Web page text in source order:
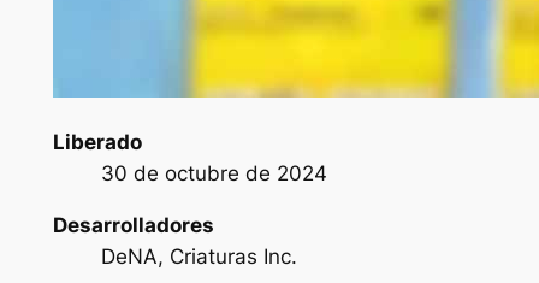
Liberado
30 de octubre de 2024
Desarrolladores
DeNA, Criaturas Inc.